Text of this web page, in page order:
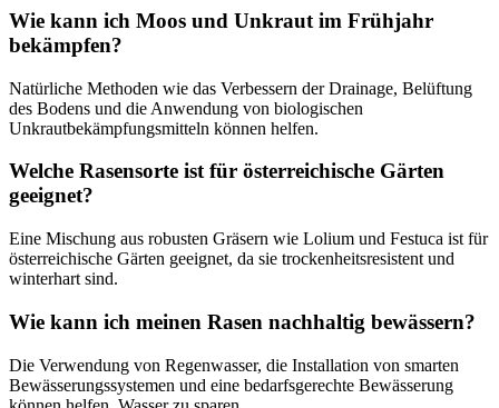
Wie kann ich Moos und Unkraut im Frühjahr
bekämpfen?
Natürliche Methoden wie das Verbessern der Drainage, Belüftung
des Bodens und die Anwendung von biologischen
Unkrautbekämpfungsmitteln können helfen.
Welche Rasensorte ist für österreichische Gärten
geeignet?
Eine Mischung aus robusten Gräsern wie Lolium und Festuca ist für
österreichische Gärten geeignet, da sie trockenheitsresistent und
winterhart sind.
Wie kann ich meinen Rasen nachhaltig bewässern?
Die Verwendung von Regenwasser, die Installation von smarten
Bewässerungssystemen und eine bedarfsgerechte Bewässerung